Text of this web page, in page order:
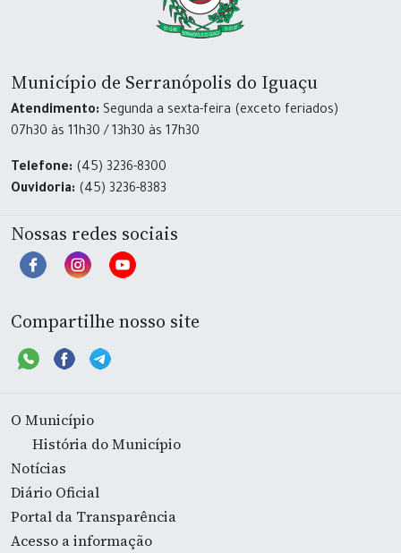
Município de Serranópolis do Iguaçu
Atendimento: Segunda a sexta-feira (exceto feriados)
07h30 às 11h30 / 13h30 às 17h30
Telefone: (45) 3236-8300
Ouvidoria: (45) 3236-8383
Nossas redes sociais
Compartilhe nosso site
O Município
História do Município
Notícias
Diário Oficial
Portal da Transparência
Acesso a informação